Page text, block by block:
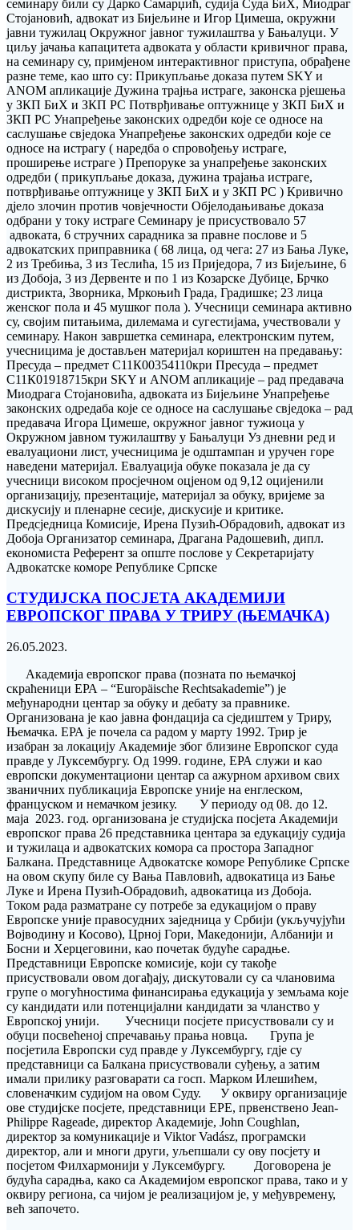
семинару били су Дарко Самарџић, судија Суда БиХ, Миодраг
Стојановић, адвокат из Бијељине и Игор Цимеша, окружни
јавни тужилац Окружног јавног тужилаштва у Бањалуци. У
циљу јачања капацитета адвоката у области кривичног права,
на семинару су, примјеном интерактивног приступа, обрађене
разне теме, као што су: Прикупљање доказа путем SKY и
ANOM апликације Дужина трајња истраге, законска рјешења
у ЗКП БиХ и ЗКП РС Потврђивање оптужнице у ЗКП БиХ и
ЗКП РС Унапређење законских одредби које се односе на
саслушање свједока Унапређење законских одредби које се
односе на истрагу ( наредба о спровођењу истраге,
проширење истраге ) Препоруке за унапређење законских
одредби ( прикупљање доказа, дужина трајања истраге,
потврђивање оптужнице у ЗКП БиХ и у ЗКП РС ) Кривично
дјело злочин против човјечности Објелодањивање доказа
одбрани у току истраге Семинару је присуствовало 57
адвоката, 6 стручних сарадника за правне послове и 5
адвокатских приправника ( 68 лица, од чега: 27 из Бања Луке,
2 из Требиња, 3 из Теслића, 15 из Приједора, 7 из Бијељине, 6
из Добоја, 3 из Дервенте и по 1 из Козарске Дубице, Брчко
дистрикта, Зворника, Мркоњић Града, Градишке; 23 лица
женског пола и 45 мушког пола ). Учесници семинара активно
су, својим питањима, дилемама и сугестијама, учествовали у
семинару. Након завршетка семинара, електронским путем,
учесницима је достављен материјал кориштен на предавању:
Пресуда – предмет С11К00354110кри Пресуда – предмет
С11К01918715кри SKY и ANOM апликације – рад предавача
Миодрага Стојановића, адвоката из Бијељине Унапређење
законских одредаба које се односе на саслушање свједока – рад
предавача Игора Цимеше, окружног јавног тужиоца у
Окружном јавном тужилаштву у Бањалуци Уз дневни ред и
евалуациони лист, учесницима је одштампан и уручен горе
наведени материјал. Евалуација обуке показала је да су
учесници високом просјечном оцјеном од 9,12 оцијенили
организацију, презентације, материјал за обуку, вријеме за
дискусију и пленарне сесије, дискусије и критике.
Предсједница Комисије, Ирена Пузић-Обрадовић, адвокат из
Добоја Организатор семинара, Драгана Радошевић, дипл.
економиста Референт за опште послове у Секретаријату
Адвокатске коморе Републике Српске
СТУДИЈСКА ПОСЈЕТА АКАДЕМИЈИ
ЕВРОПСКОГ ПРАВА У ТРИРУ (ЊЕМАЧКА)
26.05.2023.
Академија европског права (позната по њемачкој
скраћеници ЕРА – “Europäische Rechtsakademie”) је
међународни центар за обуку и дебату за правнике.
Организована је као јавна фондација са сједиштем у Триру,
Њемачка. ЕРА је почела са радом у марту 1992. Трир је
изабран за локацију Академије због близине Европског суда
правде у Луксембургу. Од 1999. године, ЕРА служи и као
европски документациони центар са ажурном архивом свих
званичних публикација Европске уније на енглеском,
француском и немачком језику. У периоду од 08. до 12.
маја 2023. год. организована је студијска посјета Академији
европског права 26 представника центара за едукацију судија
и тужилаца и адвокатских комора са простора Западног
Балкана. Представнице Адвокатске коморе Републике Српске
на овом скупу биле су Вања Павловић, адвокатица из Бањe
Луке и Ирена Пузић-Обрадовић, адвокатица из Добоја.
Током рада разматране су потребе за едукацијом о праву
Европске уније правосудних заједница у Србији (укључујући
Војводину и Косово), Црној Гори, Македонији, Албанији и
Босни и Херцеговини, као почетак будуће сарадње.
Представници Европске комисије, који су такође
присуствовали овом догађају, дискутовали су са члановима
групе о могућностима финансирања едукација у земљама које
су кандидати или потенцијални кандидати за чланство у
Европској унији. Учесници посјете присуствовали су и
обуци посвећеној спречавању прања новца. Група је
посјетила Европски суд правде у Луксембургу, гдје су
представници са Балкана присуствовали суђењу, а затим
имали прилику разговарати са госп. Марком Илешићем,
словеначким судијом на овом Суду. У оквиру организације
ове студијске посјете, представници ЕРЕ, првенствено Jean-
Philippe Rageade, директор Академије, John Coughlan,
директор за комуникације и Viktor Vadász, програмски
директор, али и многи други, уљепшали су ову посјету и
посјетом Филхармонији у Луксембургу. Договорена је
будућа сарадња, како са Академијом европског права, тако и у
оквиру региона, са чијом је реализацијом је, у међувремену,
већ започето.